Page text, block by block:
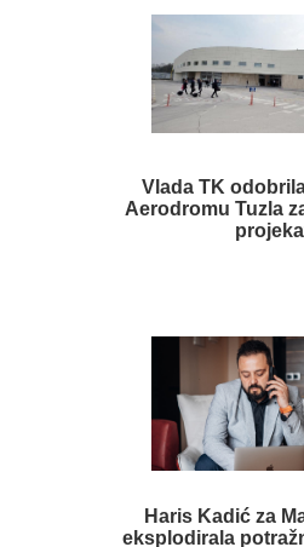
Vlada TK
Aerodromu Tuzla
Haris Kadić za
eksplodirala